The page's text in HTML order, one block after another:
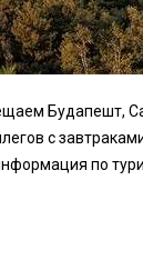
Будапешт,
с
по